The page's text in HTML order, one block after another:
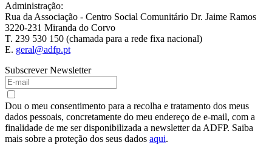
Administração:
Rua da Associação - Centro Social Comunitário Dr. Jaime Ramos
3220-231 Miranda do Corvo
T. 239 530 150 (chamada para a rede fixa nacional)
E. geral@adfp.pt
Subscrever Newsletter
Dou o meu consentimento para a recolha e tratamento dos meus
dados pessoais, concretamente do meu endereço de e-mail, com a
finalidade de me ser disponibilizada a newsletter da ADFP. Saiba
mais sobre a proteção dos seus dados aqui.